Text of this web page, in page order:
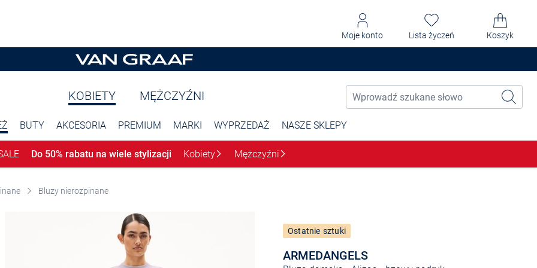
Moje konto Lista życzeń Koszyk
KOBIETY MĘŻCZYŹNI
BUTY AKCESORIA PREMIUM MARKI WYPRZEDAŻ NASZE SKLEPY
Do 50% rabatu na wiele stylizacji Kobiety Mężczyźni
Bluzy nierozpinane
ARMEDANGELS
Ostatnie sztuki